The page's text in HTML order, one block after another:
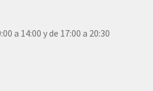
a 14:00 y de 17:00 a 20:30